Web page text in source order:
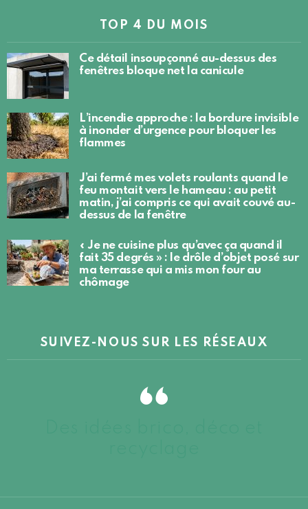
TOP 4 DU MOIS
Ce détail insoupçonné au-dessus des
fenêtres bloque net la canicule
L’incendie approche : la bordure invisible
à inonder d’urgence pour bloquer les
flammes
J’ai fermé mes volets roulants quand le
feu montait vers le hameau : au petit
matin, j’ai compris ce qui avait couvé au-
dessus de la fenêtre
« Je ne cuisine plus qu’avec ça quand il
fait 35 degrés » : le drôle d’objet posé sur
ma terrasse qui a mis mon four au
chômage
SUIVEZ-NOUS SUR LES RÉSEAUX